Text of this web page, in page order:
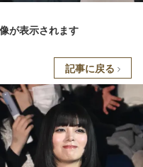
が表示されます
記事に戻る